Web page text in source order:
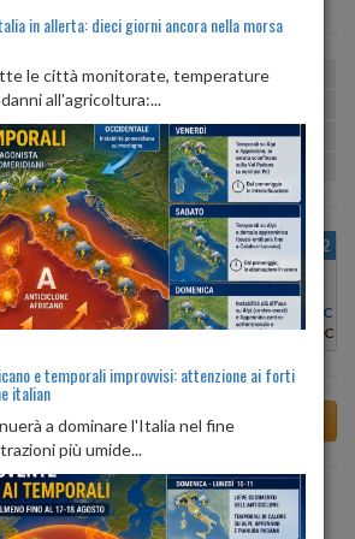
min:20º max:26º U:64%
min:25º max:26º
min: 21º max:24º U:80%-87%
min:20º max:23º U:87%
08
24°C
25°C
DOM 09
Min:25°C
Max:27°C
LUN 10
Min:
28°C
Max:29°C
MAR 11
Min:29°C
Max:29°C
MER 12
Min:
28°C
Max:30°C
a Anfo di domani
in allerta: dieci giorni ancora nella morsa
le città monitorate, temperature
all'agricoltura:...
e temporali improvvisi: attenzione ai forti
italian
a dominare l'Italia nel fine
più umide...